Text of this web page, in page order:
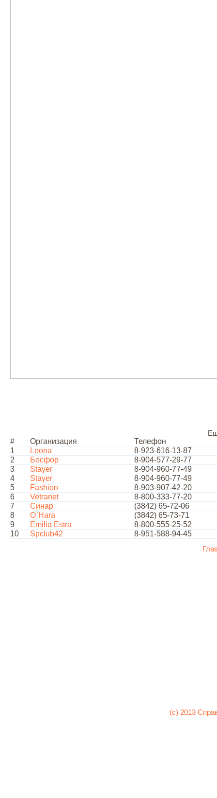
# Организация
Телефон
1
Leona
8-923-616-13-87
2
Босфор
8-904-577-29-77
3
Stayer
8-904-960-77-49
4
Stayer
8-904-960-77-49
5
Fashion
8-903-907-42-20
6
Vetranet
8-800-333-77-20
7
Синар
(3842) 65-72-06
8
O`Hara
(3842) 65-73-71
9
Emilia Estra
8-800-555-25-52
10
Spclub42 8-951-588-94-45
(c) 2013